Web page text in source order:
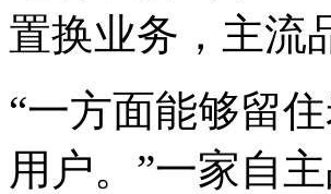
置换业务，主流
“一方面能够留
用户。”一家自